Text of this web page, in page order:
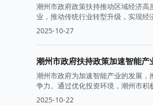
潮州市政府政策扶持推动区域经济
业，推动传统行业转型升级，实现经
2025-10-27
潮州市政府扶持政策加速智能产
潮州市政府为加速智能产业的发展
争力。通过优化投资环境，潮州市积
2025-10-22